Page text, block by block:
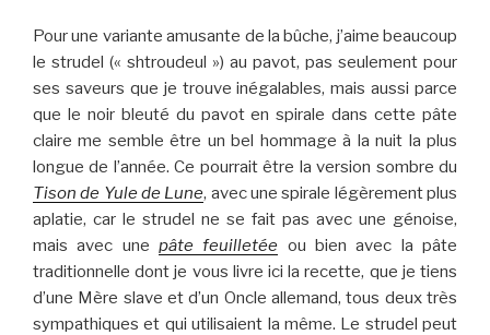
Pour une variante amusante de la bûche, j’aime beaucoup
le strudel (« shtroudeul ») au pavot, pas seulement pour
ses saveurs que je trouve inégalables, mais aussi parce
que le noir bleuté du pavot en spirale dans cette pâte
claire me semble être un bel hommage à la nuit la plus
longue de l’année. Ce pourrait être la version sombre du
Tison de Yule de Lune, avec une spirale légèrement plus
aplatie, car le strudel ne se fait pas avec une génoise,
mais avec une pâte feuilletée ou bien avec la pâte
traditionnelle dont je vous livre ici la recette, que je tiens
d’une Mère slave et d’un Oncle allemand, tous deux très
sympathiques et qui utilisaient la même. Le strudel peut